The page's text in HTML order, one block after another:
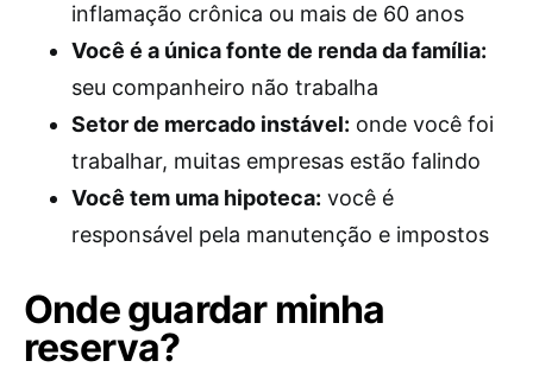
inflamação crônica ou mais de 60 anos
Você é a única fonte de renda da família:
seu companheiro não trabalha
Setor de mercado instável: onde você foi
trabalhar, muitas empresas estão falindo
Você tem uma hipoteca: você é
responsável pela manutenção e impostos
Onde guardar minha
reserva?